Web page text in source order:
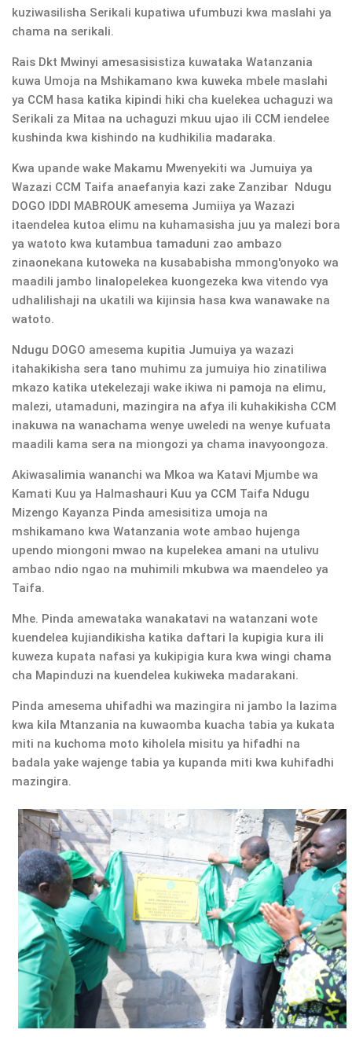
kuziwasilisha Serikali kupatiwa ufumbuzi kwa maslahi ya
chama na serikali.
Rais Dkt Mwinyi amesasisistiza kuwataka Watanzania
kuwa Umoja na Mshikamano kwa kuweka mbele maslahi
ya CCM hasa katika kipindi hiki cha kuelekea uchaguzi wa
Serikali za Mitaa na uchaguzi mkuu ujao ili CCM iendelee
kushinda kwa kishindo na kudhikilia madaraka.
Kwa upande wake Makamu Mwenyekiti wa Jumuiya ya
Wazazi CCM Taifa anaefanyia kazi zake Zanzibar Ndugu
DOGO IDDI MABROUK amesema Jumiiya ya Wazazi
itaendelea kutoa elimu na kuhamasisha juu ya malezi bora
ya watoto kwa kutambua tamaduni zao ambazo
zinaonekana kutoweka na kusababisha mmong'onyoko wa
maadili jambo linalopelekea kuongezeka kwa vitendo vya
udhalilishaji na ukatili wa kijinsia hasa kwa wanawake na
watoto.
Ndugu DOGO amesema kupitia Jumuiya ya wazazi
itahakikisha sera tano muhimu za jumuiya hio zinatiliwa
mkazo katika utekelezaji wake ikiwa ni pamoja na elimu,
malezi, utamaduni, mazingira na afya ili kuhakikisha CCM
inakuwa na wanachama wenye uweledi na wenye kufuata
maadili kama sera na miongozi ya chama inavyoongoza.
Akiwasalimia wananchi wa Mkoa wa Katavi Mjumbe wa
Kamati Kuu ya Halmashauri Kuu ya CCM Taifa Ndugu
Mizengo Kayanza Pinda amesisitiza umoja na
mshikamano kwa Watanzania wote ambao hujenga
upendo miongoni mwao na kupelekea amani na utulivu
ambao ndio ngao na muhimili mkubwa wa maendeleo ya
Taifa.
Mhe. Pinda amewataka wanakatavi na watanzani wote
kuendelea kujiandikisha katika daftari la kupigia kura ili
kuweza kupata nafasi ya kukipigia kura kwa wingi chama
cha Mapinduzi na kuendelea kukiweka madarakani.
Pinda amesema uhifadhi wa mazingira ni jambo la lazima
kwa kila Mtanzania na kuwaomba kuacha tabia ya kukata
miti na kuchoma moto kiholela misitu ya hifadhi na
badala yake wajenge tabia ya kupanda miti kwa kuhifadhi
mazingira.